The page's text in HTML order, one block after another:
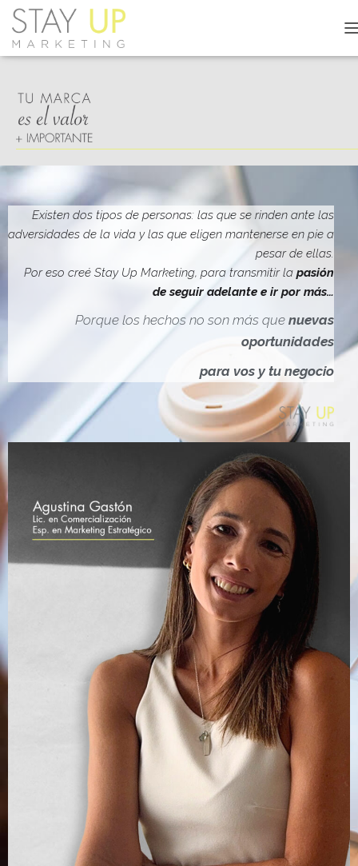
A
M
D
E
N
A
V
G
I
Ó
N
Existen dos tipos de personas: las que se rinden ante las
adversidades de la vida y las que eligen mantenerse en pie a
pesar de ellas.
Por eso creé Stay Up Marketing, para transmitir la pasión
de seguir adelante e ir por más…
Porque los hechos no son más que nuevas
oportunidades
para vos y tu negocio